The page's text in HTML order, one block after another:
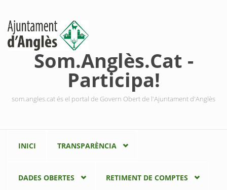
Som.Anglès.Cat -
Participa!
som.angles.cat és el portal de Govern Obert de l'Ajuntament d'Anglès
INICI TRANSPARÈNCIA
DADES OBERTES RETIMENT DE COMPTES